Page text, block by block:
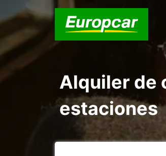
Alquiler de
estaciones